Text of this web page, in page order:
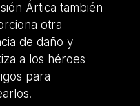
Ártica también
otra
de daño y
a los héroes
para